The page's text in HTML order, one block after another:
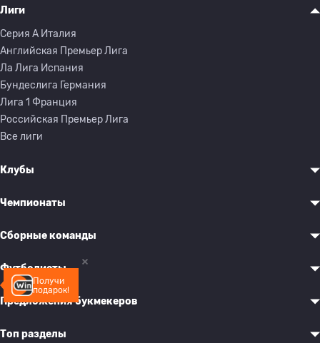
Получи
подарок!
Лиги
Серия A Италия
Английская Премьер Лига
Ла Лига Испания
Бундеслига Германия
Лига 1 Франция
Российская Премьер Лига
Все лиги
Клубы
Чемпионаты
Сборные команды
Футболисты
Предложения букмекеров
Топ разделы